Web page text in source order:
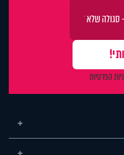
הפרטיות